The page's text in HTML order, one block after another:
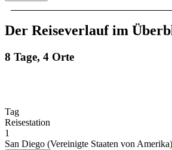
Der Reiseverlauf im
8 Tage, 4 Orte
Tag
Reisestation
1
San Diego (Vereinigte Staaten von Amerika)